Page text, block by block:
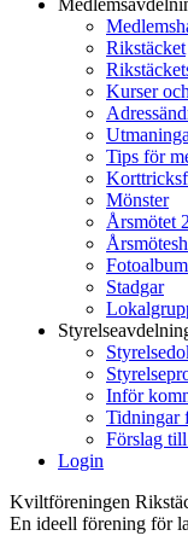
Rikstäcket
Kurser
Tips för
Mönster
Årsmötet
Fotoalbum
Stadgar
Inför
Tidningar
Förslag
Login
Kviltföreningen
En ideell förening för